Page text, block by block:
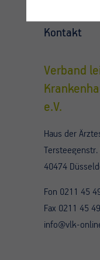
Kontakt
Verband
e.V.
Haus der
Tersteegenstr.
40474
Fon 0211 45
Fax 0211 45
info@vlk-